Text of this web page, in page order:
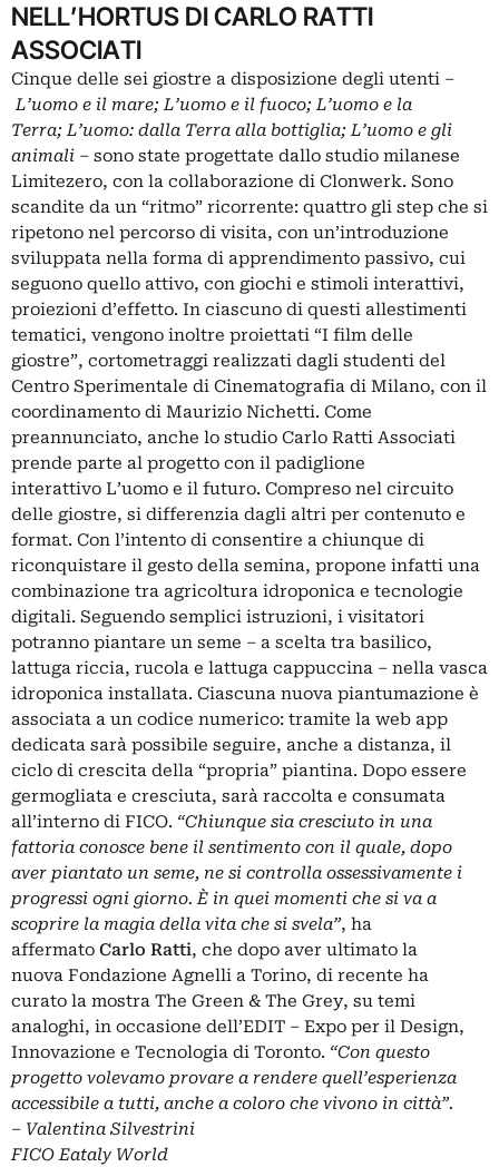
NELL’HORTUS DI CARLO RATTI
ASSOCIATI
Cinque delle sei giostre a disposizione degli utenti –
L’uomo e il mare; L’uomo e il fuoco; L’uomo e la
Terra; L’uomo: dalla Terra alla bottiglia; L’uomo e gli
animali – sono state progettate dallo studio milanese
Limitezero, con la collaborazione di Clonwerk. Sono
scandite da un “ritmo” ricorrente: quattro gli step che si
ripetono nel percorso di visita, con un’introduzione
sviluppata nella forma di apprendimento passivo, cui
seguono quello attivo, con giochi e stimoli interattivi,
proiezioni d’effetto. In ciascuno di questi allestimenti
tematici, vengono inoltre proiettati “I film delle
giostre”, cortometraggi realizzati dagli studenti del
Centro Sperimentale di Cinematografia di Milano, con il
coordinamento di Maurizio Nichetti. Come
preannunciato, anche lo studio Carlo Ratti Associati
prende parte al progetto con il padiglione
interattivo L’uomo e il futuro. Compreso nel circuito
delle giostre, si differenzia dagli altri per contenuto e
format. Con l’intento di consentire a chiunque di
riconquistare il gesto della semina, propone infatti una
combinazione tra agricoltura idroponica e tecnologie
digitali. Seguendo semplici istruzioni, i visitatori
potranno piantare un seme – a scelta tra basilico,
lattuga riccia, rucola e lattuga cappuccina – nella vasca
idroponica installata. Ciascuna nuova piantumazione è
associata a un codice numerico: tramite la web app
dedicata sarà possibile seguire, anche a distanza, il
ciclo di crescita della “propria” piantina. Dopo essere
germogliata e cresciuta, sarà raccolta e consumata
all’interno di FICO. “Chiunque sia cresciuto in una
fattoria conosce bene il sentimento con il quale, dopo
aver piantato un seme, ne si controlla ossessivamente i
progressi ogni giorno. È in quei momenti che si va a
scoprire la magia della vita che si svela”, ha
affermato Carlo Ratti, che dopo aver ultimato la
nuova Fondazione Agnelli a Torino, di recente ha
curato la mostra The Green & The Grey, su temi
analoghi, in occasione dell’EDIT – Expo per il Design,
Innovazione e Tecnologia di Toronto. “Con questo
progetto volevamo provare a rendere quell’esperienza
accessibile a tutti, anche a coloro che vivono in città”.
– Valentina Silvestrini
FICO Eataly World